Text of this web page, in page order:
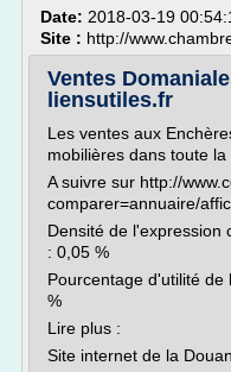
Date: 2018-03-19
Site : http://
Ventes
liensutiles.fr
Les ventes aux
mobilières dans toute la
A suivre sur http://
comparer=annuaire/
Densité de l'expression
: 0,05 %
Pourcentage d'utilité
%
Lire plus :
Site internet de la